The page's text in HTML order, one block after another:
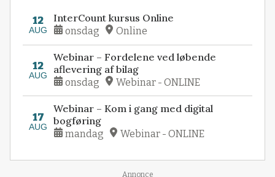
12
AUG
InterCount kursus Online
onsdag Online
12
AUG
Webinar – Fordelene ved løbende
aflevering af bilag
onsdag Webinar - ONLINE
17
AUG
Webinar – Kom i gang med digital
bogføring
mandag Webinar - ONLINE
Annonce